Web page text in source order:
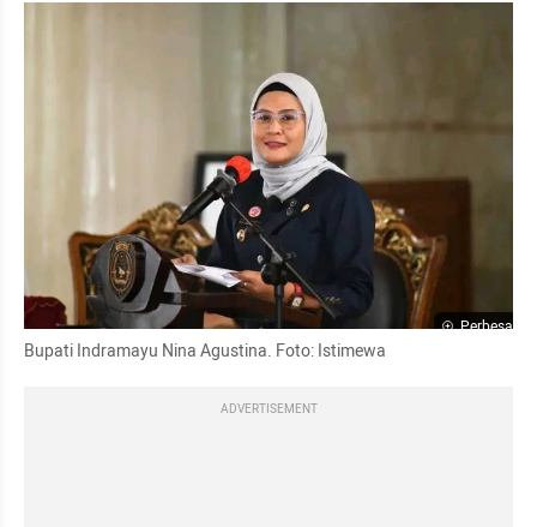
Perbesar
Bupati Indramayu Nina Agustina. Foto: Istimewa
ADVERTISEMENT